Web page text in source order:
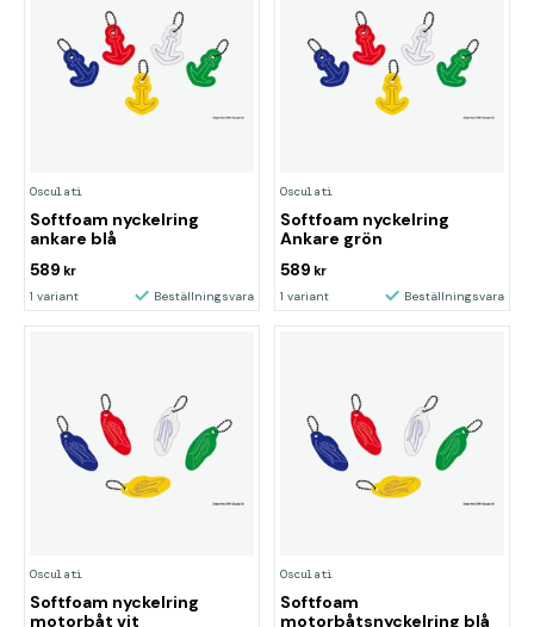
Osculati
Softfoam nyckelring
ankare blå
589 kr
1 variant Beställningsvara
Osculati
Softfoam nyckelring
Ankare grön
589 kr
1 variant Beställningsvara
Osculati
Softfoam nyckelring
motorbåt vit
Osculati
Softfoam
motorbåtsnyckelring blå